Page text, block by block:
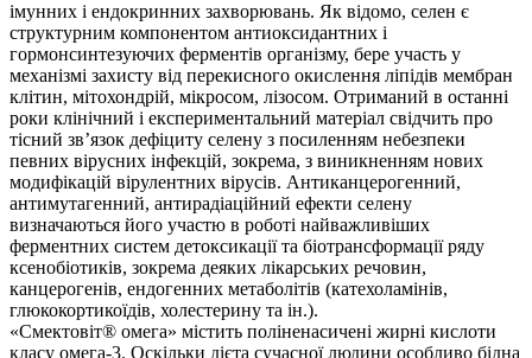
імунних і ендокринних захворювань. Як відомо, селен є
структурним компонентом антиоксидантних і
гормонсинтезуючих ферментів організму, бере участь у
механізмі захисту від перекисного окислення ліпідів мембран
клітин, мітохондрій, мікросом, лізосом. Отриманий в останні
роки клінічний і експериментальний матеріал свідчить про
тісний зв’язок дефіциту селену з посиленням небезпеки
певних вірусних інфекцій, зокрема, з виникненням нових
модифікацій вірулентних вірусів. Антиканцерогенний,
антимутагенний, антирадіаційний ефекти селену
визначаються його участю в роботі найважливіших
ферментних систем детоксикації та біотрансформації ряду
ксенобіотиків, зокрема деяких лікарських речовин,
канцерогенів, ендогенних метаболітів (катехоламінів,
глюкокортикоїдів, холестерину та ін.).
«Смектовіт® омега» містить поліненасичені жирні кислоти
класу омега-3. Оскільки дієта сучасної людини особливо бідна